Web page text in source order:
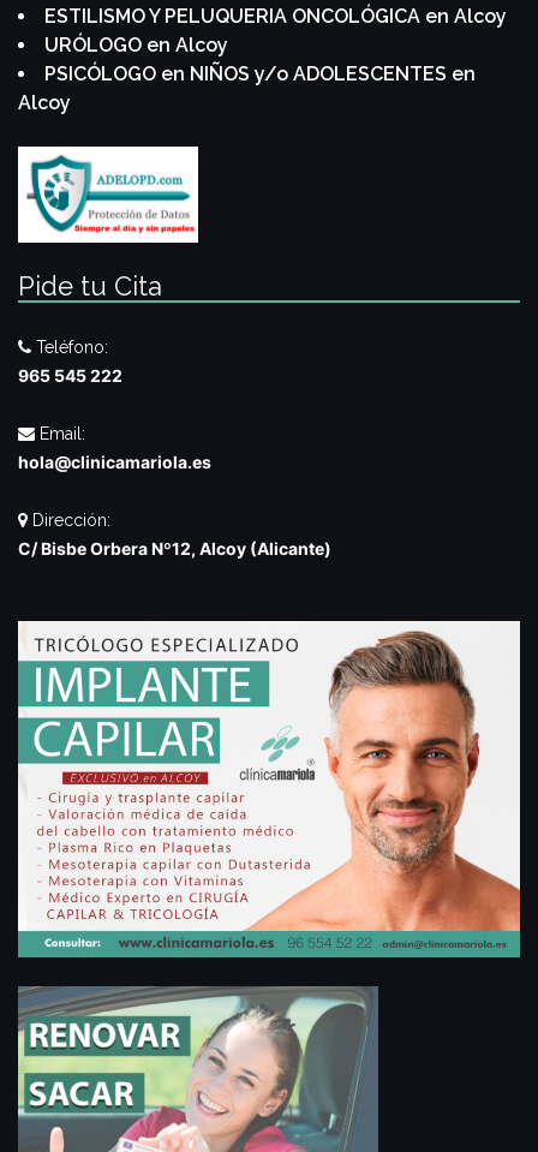
ESTILISMO Y PELUQUERIA ONCOLÓGICA en Alcoy
URÓLOGO en Alcoy
PSICÓLOGO en NIÑOS y/o ADOLESCENTES en
Alcoy
Pide tu Cita
Teléfono:
965 545 222
Email:
hola@clinicamariola.es
Dirección:
C/ Bisbe Orbera Nº12, Alcoy (Alicante)